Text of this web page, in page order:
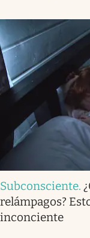
Subconsciente.
relámpagos?
inconciente